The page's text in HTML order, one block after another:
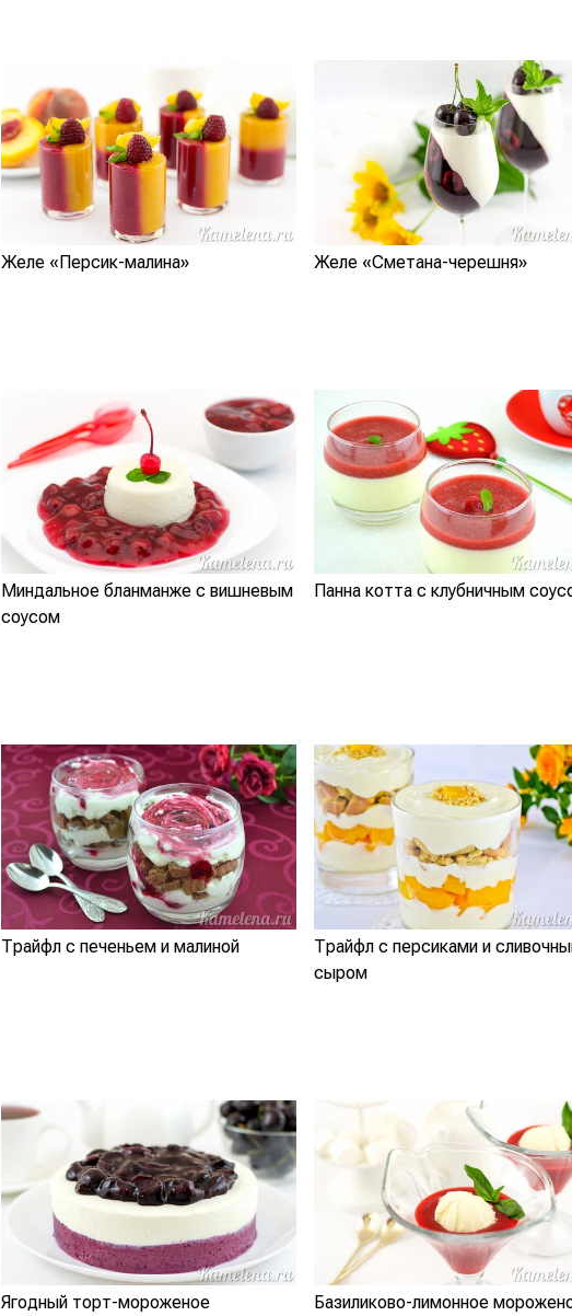
Желе «Персик-малина» Желе «Сметана-черешня»
Миндальное бланманже с вишневым
соусом
Панна котта с клубничным
Трайфл с печеньем и малиной
Трайфл с персиками и
сыром
Ягодный торт-мороженое
Базиликово-лимонное